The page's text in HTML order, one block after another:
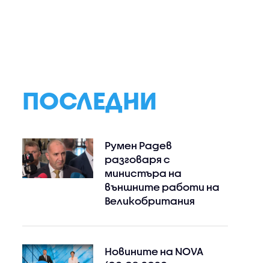
ПОСЛЕДНИ
Румен Радев
разговаря с
министъра на
външните работи на
Великобритания
Новините на NOVA